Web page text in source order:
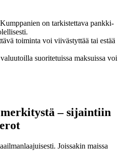
on tarkistettava pankki-
toiminta voi viivästyttää tai estää
suoritetuissa maksuissa voi
– sijaintiin
Joissakin maissa